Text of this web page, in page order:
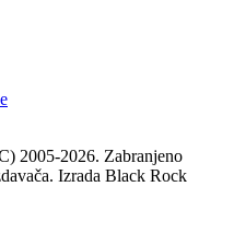
2005-2026. Zabranjeno
Izrada Black Rock